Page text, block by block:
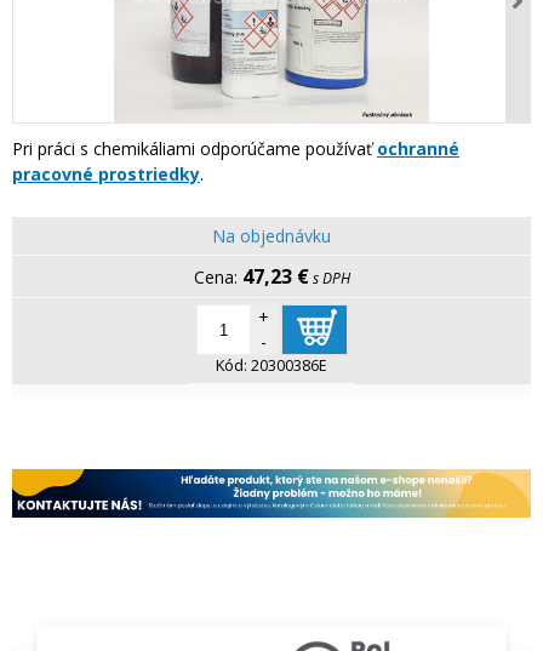
Pri práci s chemikáliami odporúčame používaťochranné
pracovné prostriedky.
Na objednávku
47,23 € s DPH
+
-
Kód: 20300386E